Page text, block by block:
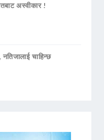
अस्वीकार !
चाहिन्छ